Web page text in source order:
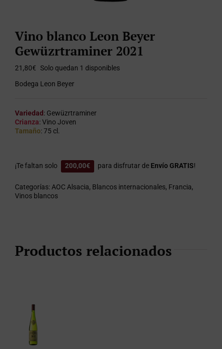
Vino blanco Leon Beyer
Gewüzrtraminer 2021
21,80€ Solo quedan 1 disponibles
Bodega Leon Beyer
Variedad : Gewüzrtraminer
Crianza: Vino Joven
Tamaño: 75 cl.
¡Te faltan solo 200,00€ para disfrutar de Envío GRATIS!
Categorías: AOC Alsacia, Blancos internacionales, Francia,
Vinos blancos
Productos relacionados